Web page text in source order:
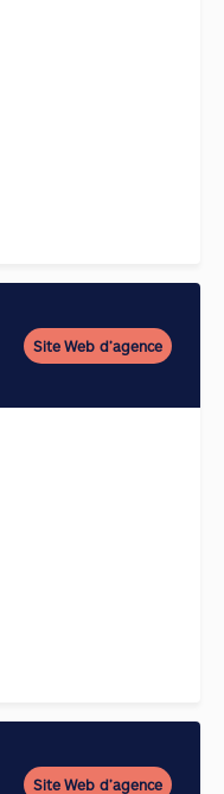
Site Web d’agence
Site Web d’agence